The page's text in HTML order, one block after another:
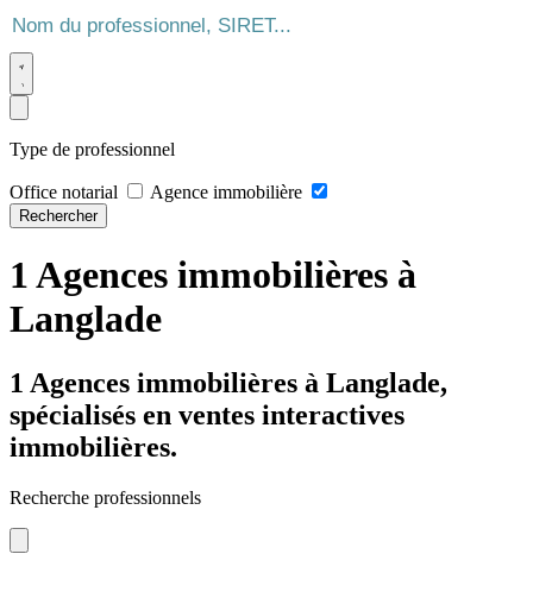
Type de professionnel
Office notarial Agence immobilière
Rechercher
1 Agences immobilières à
Langlade
1 Agences immobilières à Langlade,
spécialisés en ventes interactives
immobilières.
Recherche professionnels